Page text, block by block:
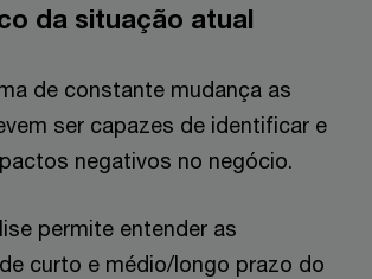
da situação atual
de constante mudança as
ser capazes de identificar e
negativos no negócio.
permite entender as
curto e médio/longo prazo do